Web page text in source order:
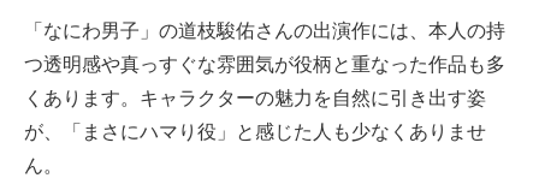
「なにわ男子」の道枝駿佑さんの出演作には、本人の持
つ透明感や真っすぐな雰囲気が役柄と重なった作品も多
くあります。キャラクターの魅力を自然に引き出す姿
が、「まさにハマり役」と感じた人も少なくありませ
ん。